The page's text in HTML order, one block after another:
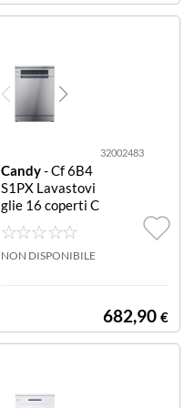
32002483
Candy- Cf 6B4
S1PX Lavastovi
glie 16 coperti C
lasse B CANDY
LAVASTOVIGLI
E CF 6B4S1PX
NON DISPONIBILE
682,90 €